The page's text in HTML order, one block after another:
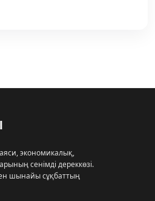
экономикалық,
сенімді дереккөзі.
шынайы сұқбаттың